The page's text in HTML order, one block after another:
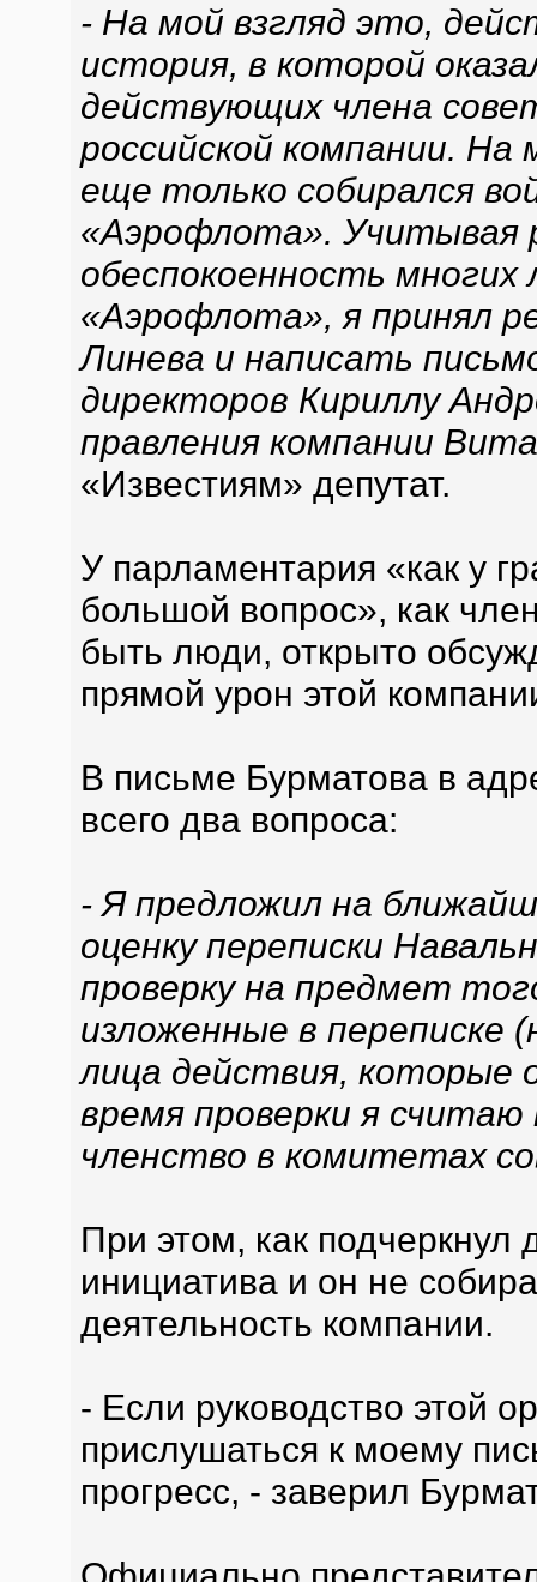
- На мой взгляд это,
история, в которой
действующих члена
российской компании.
еще только собирался
«Аэрофлота». Учитывая
обеспокоенность
«Аэрофлота», я принял
Линева и написать
директоров Кириллу
правления компании
«Известиям» депутат.
У парламентария «как у
большой вопрос», как
быть люди, открыто
прямой урон этой
В письме Бурматова в
всего два вопроса:
- Я предложил на
оценку переписки
проверку на предмет
изложенные в переписке
лица действия, которые
время проверки я
членство в комитетах
При этом, как подчеркнул
инициатива и он не
деятельность компании.
- Если руководство этой
прислушаться к моему
прогресс, - заверил